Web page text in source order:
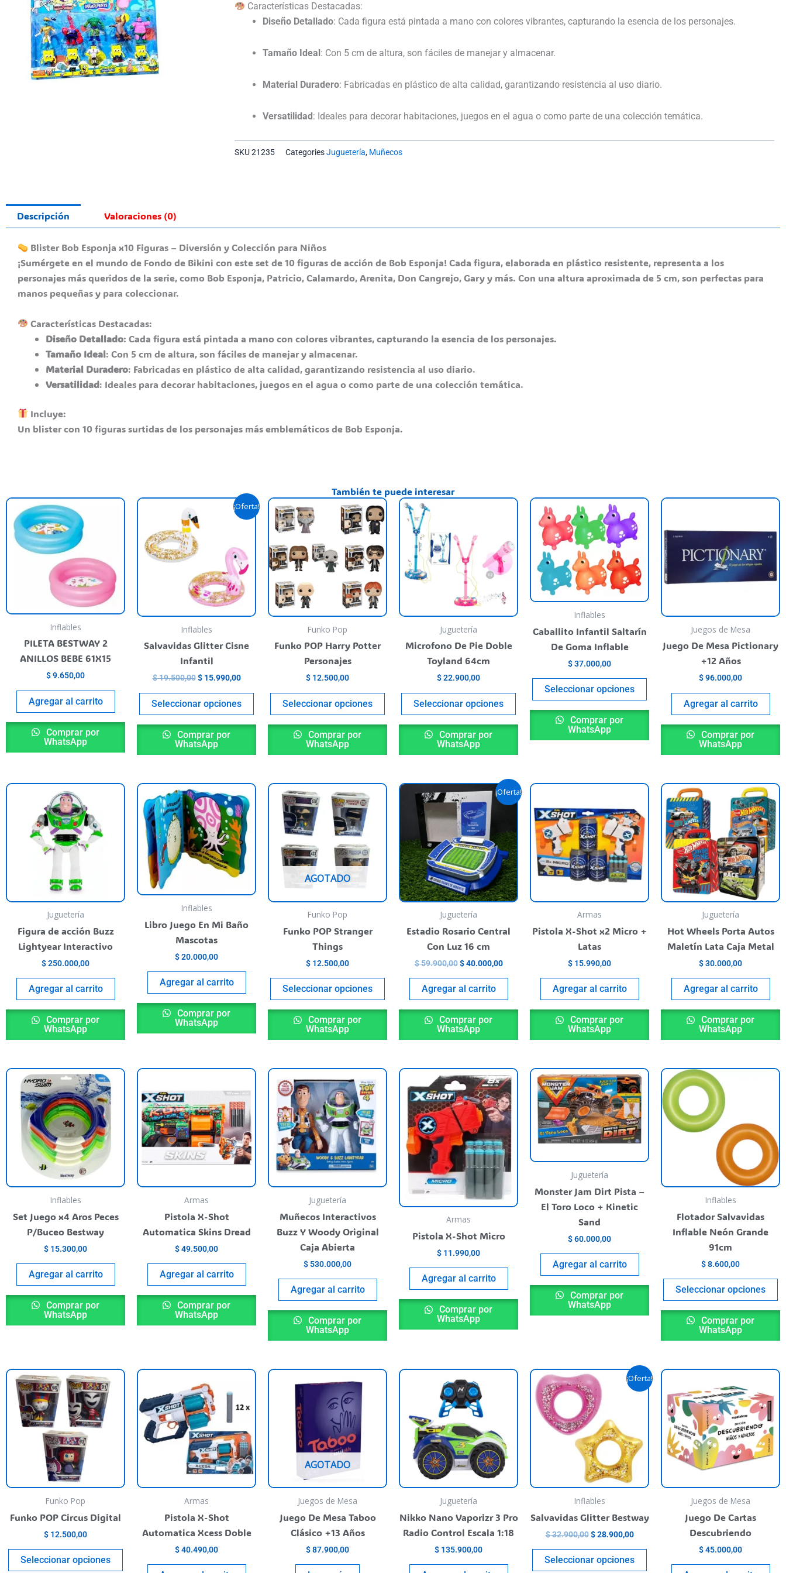
Características Destacadas:
Diseño Detallado: Cada figura está pintada a mano con colores vibrantes, capturando la esencia de los personajes.
Tamaño Ideal: Con 5 cm de altura, son fáciles de manejar y almacenar.​
Material Duradero: Fabricadas en plástico de alta calidad, garantizando resistencia al uso diario.​
Versatilidad: Ideales para decorar habitaciones, juegos en el agua o como parte de una colección temática.
X10
SKU21235 CategoriesJuguetería, Muñecos
Descripción Valoraciones (0)
Blister Bob Esponja x10 Figuras – Diversión y Colección para Niños
¡Sumérgete en el mundo de Fondo de Bikini con este set de 10 figuras de acción de Bob Esponja!Cada figura, elaborada en plástico resistente, representa a los
personajes más queridos de la serie, como Bob Esponja, Patricio, Calamardo, Arenita, Don Cangrejo, Gary y más. Con una altura aproximada de 5 cm, son perfectas para
manos pequeñas y para coleccionar.
Características Destacadas:
Diseño Detallado: Cada figura está pintada a mano con colores vibrantes, capturando la esencia de los personajes.
Tamaño Ideal: Con 5 cm de altura, son fáciles de manejar y almacenar.​
Material Duradero: Fabricadas en plástico de alta calidad, garantizando resistencia al uso diario.​
Versatilidad: Ideales para decorar habitaciones, juegos en el agua o como parte de una colección temática.
Incluye:
Un blister con 10 figuras surtidas de los personajes más emblemáticos de Bob Esponja.
También te puede interesar
Inflables
PILETA BESTWAY 2
ANILLOS BEBE 61X15
$9.650,00
Agregar al carrito
Comprar por
WhatsApp
¡Oferta!
Inflables
Salvavidas Glitter Cisne
Infantil
$19.500,00
Original
was:
$15.990,00
Current
price
is:
$ 15.990,00.
Seleccionar opciones
This
product
multiple
variants.
options
may
chosen
Comprar por
WhatsApp
Funko Pop
Funko POP Harry Potter
Personajes
$ 12.500,00
Seleccionar opciones
This
product
multiple
variants.
may
chosen
Comprar por
WhatsApp
Juguetería
Microfono De Pie Doble
Toyland 64cm
$22.900,00
Seleccionar opciones
This
product
multiple
variants.
options
may
product
page
Comprar por
WhatsApp
Inflables
Caballito Infantil Saltarín
De Goma Inflable
$37.000,00
Seleccionar opciones
This
multiple
variants.
options
may
chosen
page
Comprar por
WhatsApp
Juegos de Mesa
Juego De Mesa Pictionary
+12 Años
$96.000,00
Agregar al carrito
Comprar por
WhatsApp
Juguetería
Figura de acción Buzz
Lightyear Interactivo
$250.000,00
Agregar al carrito
Comprar por
WhatsApp
Inflables
Libro Juego En Mi Baño
Mascotas
$20.000,00
Agregar al carrito
Comprar por
WhatsApp
AGOTADO
Funko Pop
Funko POP Stranger
Things
$ 12.500,00
Seleccionar opciones
This
product
variants.
The
options
may
chosen
Comprar por
WhatsApp
¡Oferta!
Juguetería
Estadio Rosario Central
Con Luz 16 cm
$59.900,00
Original
price
was:
$ 59.900,00.
$40.000,00
Current
price
is:
$ 40.000,00.
Agregar al carrito
Comprar por
WhatsApp
Armas
Pistola X-Shot x2 Micro +
Latas
$ 15.990,00
Agregar al carrito
Comprar por
WhatsApp
Juguetería
Hot Wheels Porta Autos
Maletín Lata Caja Metal
$30.000,00
Agregar al carrito
Comprar por
WhatsApp
Inflables
Set Juego x4 Aros Peces
P/Buceo Bestway
$ 15.300,00
Agregar al carrito
Comprar por
WhatsApp
Armas
Pistola X-Shot
Automatica Skins Dread
$49.500,00
Agregar al carrito
Comprar por
WhatsApp
Juguetería
Muñecos Interactivos
Buzz Y Woody Original
Caja Abierta
$ 530.000,00
Agregar al carrito
Comprar por
WhatsApp
Armas
Pistola X-Shot Micro
$ 11.990,00
Agregar al carrito
Comprar por
WhatsApp
Juguetería
Monster Jam Dirt Pista –
El Toro Loco + Kinetic
Sand
$60.000,00
Agregar al carrito
Comprar por
WhatsApp
Inflables
Flotador Salvavidas
Inflable Neón Grande
91cm
$8.600,00
Seleccionar opciones
Comprar por
WhatsApp
Funko Pop
Funko POP Circus Digital
$ 12.500,00
Seleccionar opciones
This
multiple
variants.
may
Armas
Pistola X-Shot
Automatica Xcess Doble
$40.490,00
AGOTADO
Juegos de Mesa
Juego De Mesa Taboo
Clásico +13 Años
$87.900,00
Juguetería
Nikko Nano Vaporizr 3 Pro
Radio Control Escala 1:18
$ 135.900,00
¡Oferta!
Inflables
Salvavidas Glitter Bestway
$32.900,00
Original
price
was:
$ 32.900,00.
$28.900,00
Current
price
is:
$ 28.900,00.
Seleccionar opciones
This
product
multiple
variants.
may
Juegos de Mesa
Juego De Cartas
Descubriendo
$45.000,00